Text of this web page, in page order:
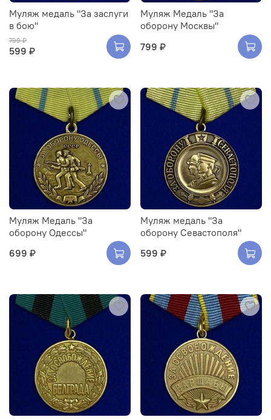
Муляж медаль "За заслуги
в бою"
799 ₽
599 ₽
Муляж Медаль "За
оборону Москвы"
799 ₽
Муляж Медаль "За
оборону Одессы"
699 ₽
Муляж медаль "За
оборону Севастополя"
599 ₽